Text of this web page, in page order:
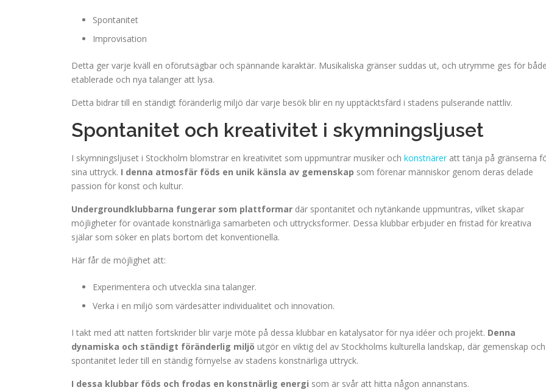
Spontanitet
Improvisation
Detta ger varje kväll en oförutsägbar och spännande karaktär. Musikaliska gränser suddas ut, och utrymme ges för
etablerade och nya talanger att lysa.
Detta bidrar till en ständigt föränderlig miljö där varje besök blir en ny upptäcktsfärd i stadens pulserande nattliv.
Spontanitet och kreativitet i skymningsljuset
I skymningsljuset i Stockholm blomstrar en kreativitet som uppmuntrar musiker och konstnäreratt tänja på gränserna
sina uttryck. I denna atmosfär föds en unik känsla av gemenskap som förenar människor genom deras delade
passion för konst och kultur.
Undergroundklubbarna fungerar som plattformar där spontanitet och nytänkande uppmuntras, vilket skapar
möjligheter för oväntade konstnärliga samarbeten och uttrycksformer. Dessa klubbar erbjuder en fristad för kreativa
själar som söker en plats bortom det konventionella.
Här får de möjlighet att:
Experimentera och utveckla sina talanger.
Verka i en miljö som värdesätter individualitet och innovation.
I takt med att natten fortskrider blir varje möte på dessa klubbar en katalysator för nya idéer och projekt. Denna
dynamiska och ständigt föränderlig miljö utgör en viktig del av Stockholms kulturella landskap, där gemenskap och
spontanitet leder till en ständig förnyelse av stadens konstnärliga uttryck.
I dessa klubbar föds och frodas en konstnärlig energi som är svår att hitta någon annanstans.